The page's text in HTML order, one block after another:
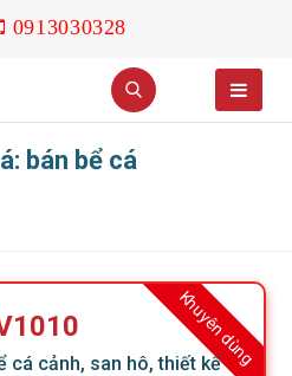
0913030328
bán bể cá
Khuyên dùng
cá cảnh, san hô, thiết kế